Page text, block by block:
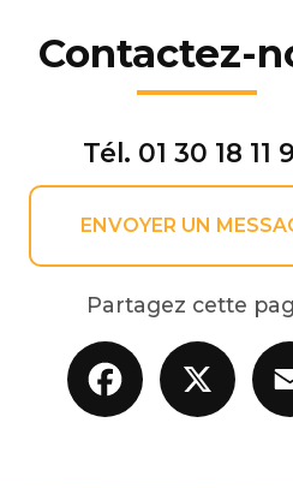
Contactez-
Tél. 01 30 18 11
ENVOYER UN
Partagez cette
Facebook